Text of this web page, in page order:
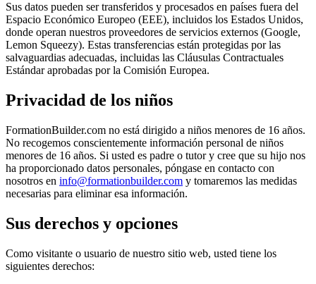
Sus datos pueden ser transferidos y procesados en países fuera del
Espacio Económico Europeo (EEE), incluidos los Estados Unidos,
donde operan nuestros proveedores de servicios externos (Google,
Lemon Squeezy). Estas transferencias están protegidas por las
salvaguardias adecuadas, incluidas las Cláusulas Contractuales
Estándar aprobadas por la Comisión Europea.
Privacidad de los niños
FormationBuilder.com no está dirigido a niños menores de 16 años.
No recogemos conscientemente información personal de niños
menores de 16 años. Si usted es padre o tutor y cree que su hijo nos
ha proporcionado datos personales, póngase en contacto con
nosotros en info@formationbuilder.com y tomaremos las medidas
necesarias para eliminar esa información.
Sus derechos y opciones
Como visitante o usuario de nuestro sitio web, usted tiene los
siguientes derechos: